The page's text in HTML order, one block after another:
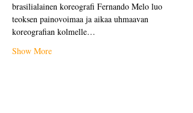
brasilialainen koreografi Fernando Melo luo
teoksen painovoimaa ja aikaa uhmaavan
koreografian kolmelle…
Show More